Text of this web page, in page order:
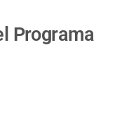
Programa